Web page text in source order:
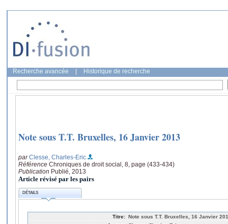
Recherche avancée Historique de recherche
Note sous T.T. Bruxelles, 16 Janvier 2013
parClesse, Charles-Eric
Référence Chroniques de droit social, 8, page (433-434)
Publication Publié, 2013
Article révisé par les pairs
DÉTAILS
Titre: Note sous T.T. Bruxelles, 16 Janvier